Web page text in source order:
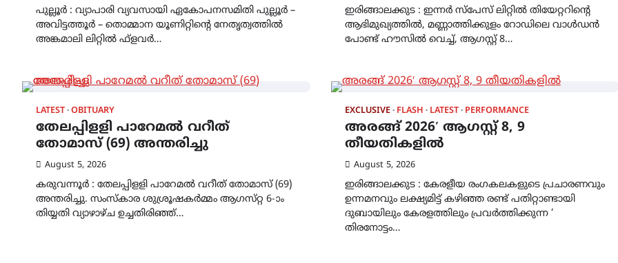
പുല്ലൂർ : വ്യാപാരി വ്യവസായി ഏകോപനസമിതി പുല്ലൂർ –
അവിട്ടത്തൂർ – തൊമ്മാന യൂണിറ്റിന്റെ നേതൃത്വത്തിൽ
അങ്കമാലി ലിറ്റിൽ ഫ്‌ളവർ…
ഇരിങ്ങാലക്കുട : ഇന്നർ സ്പേസ് ലിറ്റിൽ തിയേറ്ററിന്റെ
ആഭിമുഖ്യത്തിൽ, മണ്ണാത്തിക്കുളം റോഡിലെ വാൾഡൻ
പോണ്ട് ഹൗസിൽ വെച്ച്, ആഗസ്റ്റ് 8…
LATEST OBITUARY
തേലപ്പിളളി പാറേമൽ വറീത്
തോമാസ് (69) അന്തരിച്ചു
August 5, 2026
കരുവന്നൂർ : തേലപ്പിളളി പാറേമൽ വറീത് തോമാസ് (69)
അന്തരിച്ചു. സംസ്‌കാര ശുശ്രൂഷകർമ്മം ആഗസ്‌റ്റ 6-ാം
തിയ്യതി വ്യാഴാഴ്‌ച ഉച്ചതിരിഞ്ഞ്…
EXCLUSIVE FLASH LATEST PERFORMANCE
അരങ്ങ് 2026′ ആഗസ്റ്റ് 8, 9
തീയതികളിൽ
August 5, 2026
ഇരിങ്ങാലക്കുട : കേരളീയ രംഗകലകളുടെ പ്രചാരണവും
ഉന്നമനവും ലക്ഷ്യമിട്ട് കഴിഞ്ഞ രണ്ട് പതിറ്റാണ്ടായി
ദുബായിലും കേരളത്തിലും പ്രവർത്തിക്കുന്ന ‘
തിരനോട്ടം…